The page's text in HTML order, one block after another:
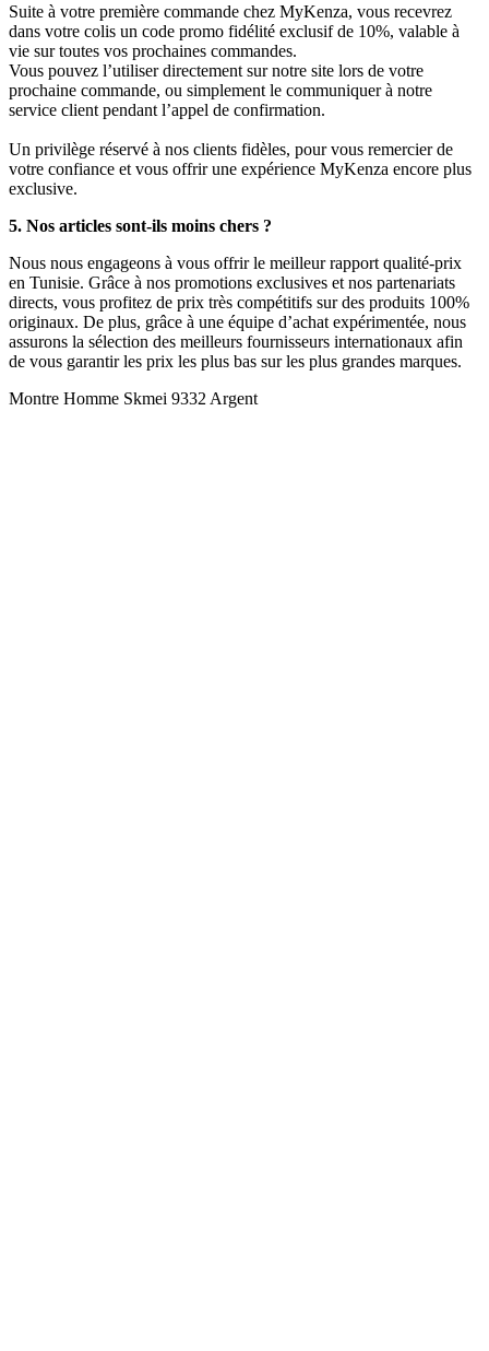
Suite à votre première commande chez MyKenza, vous recevrez
dans votre colis un code promo fidélité exclusif de 10%, valable à
vie sur toutes vos prochaines commandes.
Vous pouvez l’utiliser directement sur notre site lors de votre
prochaine commande, ou simplement le communiquer à notre
service client pendant l’appel de confirmation.
Un privilège réservé à nos clients fidèles, pour vous remercier de
votre confiance et vous offrir une expérience MyKenza encore plus
exclusive.
5. Nos articles sont-ils moins chers ?
Nous nous engageons à vous offrir le meilleur rapport qualité-prix
en Tunisie. Grâce à nos promotions exclusives et nos partenariats
directs, vous profitez de prix très compétitifs sur des produits 100%
originaux. De plus, grâce à une équipe d’achat expérimentée, nous
assurons la sélection des meilleurs fournisseurs internationaux afin
de vous garantir les prix les plus bas sur les plus grandes marques.
Montre Homme Skmei 9332 Argent